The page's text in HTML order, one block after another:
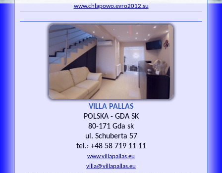
www.chlapowo.evro2012.su
VILLA PALLAS
POLSKA - GDA SK
80-171 Gda sk
ul. Schuberta 57
tel.: +48 58 719 11 11
www.villapallas.eu
villa@villapallas.eu